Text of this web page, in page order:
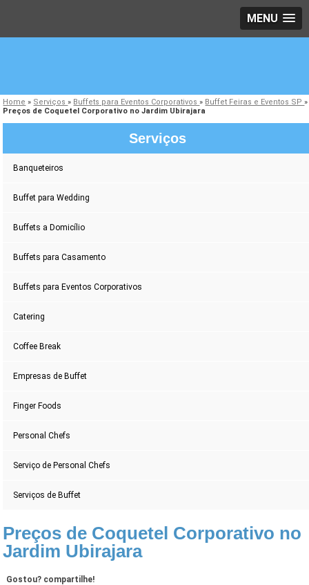
MENU
Home » Serviços» Buffets para Eventos Corporativos» Buffet Feiras e Eventos SP»
Preços de Coquetel Corporativo no Jardim Ubirajara
Serviços
Banqueteiros
Buffet para Wedding
Buffets a Domicílio
Buffets para Casamento
Buffets para Eventos Corporativos
Catering
Coffee Break
Empresas de Buffet
Finger Foods
Personal Chefs
Serviço de Personal Chefs
Serviços de Buffet
Preços de Coquetel Corporativo no
Jardim Ubirajara
Gostou? compartilhe!